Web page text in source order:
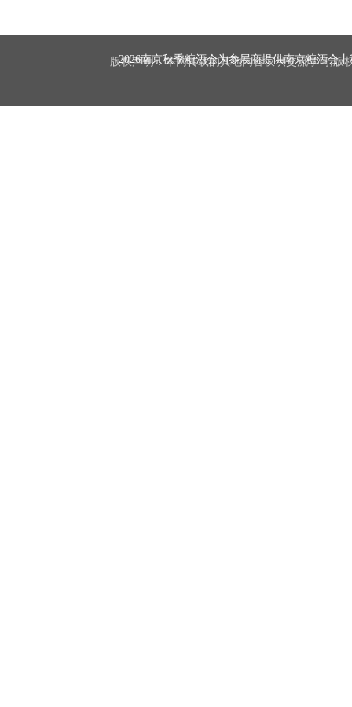
2026南京秋季糖酒会为参展商提供南京糖酒会丨
版权声明：本网转载的其他内容仅供交流学习,